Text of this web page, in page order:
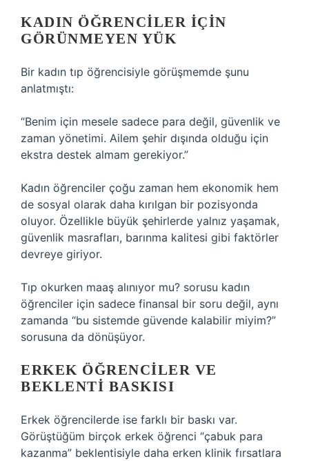
KADIN ÖĞRENCILER IÇIN
GÖRÜNMEYEN YÜK
Bir kadın tıp öğrencisiyle görüşmemde şunu
anlatmıştı:
“Benim için mesele sadece para değil, güvenlik ve
zaman yönetimi. Ailem şehir dışında olduğu için
ekstra destek almam gerekiyor.”
Kadın öğrenciler çoğu zaman hem ekonomik hem
de sosyal olarak daha kırılgan bir pozisyonda
oluyor. Özellikle büyük şehirlerde yalnız yaşamak,
güvenlik masrafları, barınma kalitesi gibi faktörler
devreye giriyor.
Tıp okurken maaş alınıyor mu? sorusu kadın
öğrenciler için sadece finansal bir soru değil, aynı
zamanda “bu sistemde güvende kalabilir miyim?”
sorusuna da dönüşüyor.
ERKEK ÖĞRENCILER VE
BEKLENTI BASKISI
Erkek öğrencilerde ise farklı bir baskı var.
Görüştüğüm birçok erkek öğrenci “çabuk para
kazanma” beklentisiyle daha erken klinik fırsatlara